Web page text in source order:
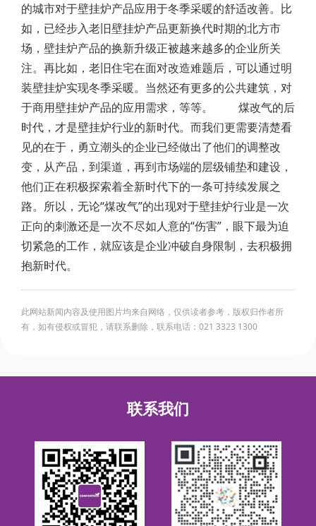
的城市对于壁挂炉产品应用于冬季采暖的舒适改善。比
如，已经步入老旧壁挂炉产品更新换代时期的北方市
场，壁挂炉产品的换新升级正被越来越多的企业所关
注。再比如，老旧住宅在面对改造难题后，可以通过明
装壁挂炉实现冬季采暖。当然还有更多的公共建筑，对
于商用壁挂炉产品的应用需求，等等。 煤改气的后
时代，才是壁挂炉行业的新时代。而我们更需要清楚看
见的在于，勇立潮头的企业已经做出了他们的调整改
变，从产品，到渠道，再到市场端的层级铺垫和建设，
他们正在积极探索着全新时代下的一条可持续发展之
路。所以，无论“煤改气”的出现对于壁挂炉行业是一次
正向的刺激还是一次不尽如人意的“伤害”，眼下最为迫
切紧急的工作，就应该是企业冲破自身限制，去积极拥
抱新时代。
此网站新闻内容及使用图片均来自网络，仅供读者参考，版权归作者所
有，如有侵权或冒犯，请联系删除，联系电话：021 3323 1300
联系我们